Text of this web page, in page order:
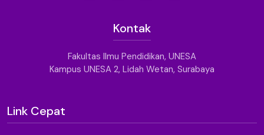
Kontak
Fakultas Ilmu Pendidikan, UNESA
Kampus UNESA 2, Lidah Wetan, Surabaya
Link Cepat